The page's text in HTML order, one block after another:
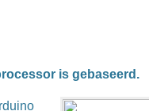
is gebaseerd.